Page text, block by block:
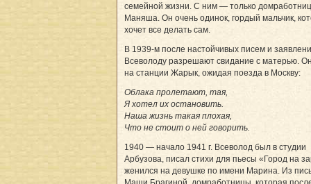
семейной жизни. С ним — только
Маняша. Он очень одинок, гордый мальчик,
хочет все делать сам.
В 1939-м после настойчивых писем и
Всеволоду разрешают свидание с матерью.
на станции Жарык, ожидая поезда в Москву:
Облака пролетают, тая,
Я хотел их остановить.
Наша жизнь такая плохая,
Что не стоит о ней говорить.
1940 — начало 1941 г. Всеволод был в студии
Арбузова, писал стихи для пьесы «Город на
женился на девушке по имени Марина. Из